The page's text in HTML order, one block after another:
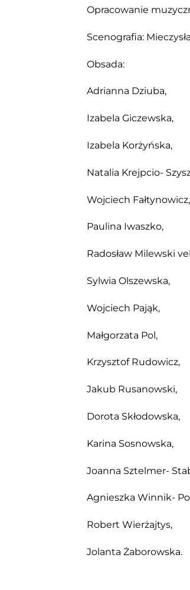
Opracowanie
Scenografia:
Obsada:
Adrianna Dziuba,
Izabela Giczewska,
Izabela Korżyńska,
Natalia Krejpcio-
Wojciech Fałtynowicz,
Paulina Iwaszko,
Radosław Milewski
Sylwia Olszewska,
Wojciech Pająk,
Małgorzata Pol,
Krzysztof Rudowicz,
Jakub Rusanowski,
Dorota Skłodowska,
Karina Sosnowska,
Joanna Sztelmer-
Agnieszka Winnik-
Robert Wierżajtys,
Jolanta Żaborowska.